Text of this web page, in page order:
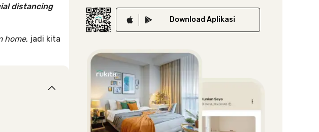
distancing
home, jadi kita
Download Aplikasi